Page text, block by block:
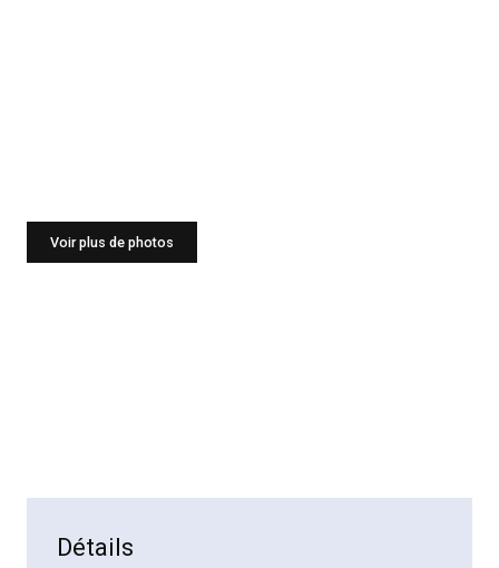
Voir plus de photos
Détails